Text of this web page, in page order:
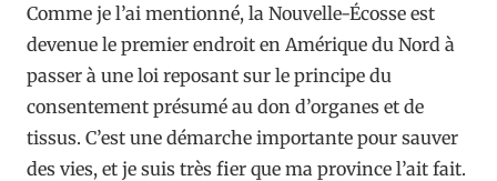
Comme je l’ai mentionné, la Nouvelle-Écosse est
devenue le premier endroit en Amérique du Nord à
passer à une loi reposant sur le principe du
consentement présumé au don d’organes et de
tissus. C’est une démarche importante pour sauver
des vies, et je suis très fier que ma province l’ait fait.